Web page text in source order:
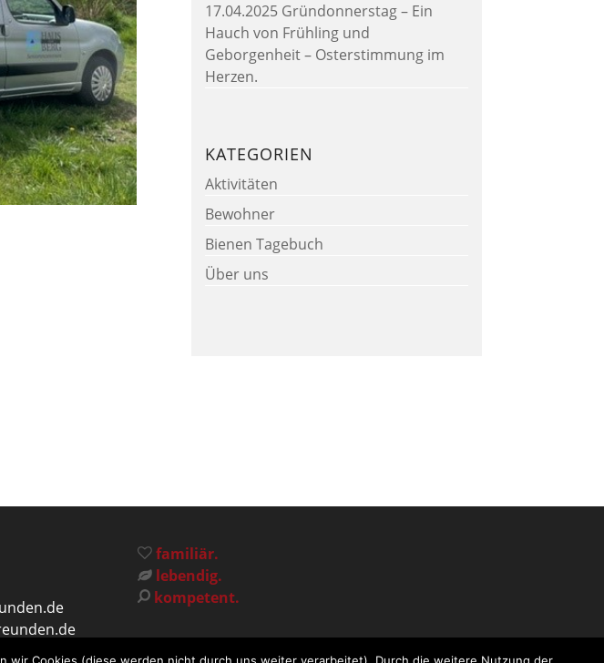
17.04.2025 Gründonnerstag – Ein
Hauch von Frühling und
Geborgenheit – Osterstimmung im
Herzen.
KATEGORIEN
Aktivitäten
Bewohner
Bienen Tagebuch
Über uns
familiär.
lebendig.
kompetent.